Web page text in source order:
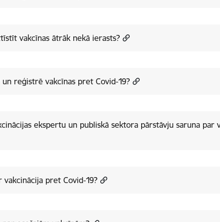
vakcīnas ātrāk nekā ierasts?
un reģistrē vakcīnas pret Covid-19?
ekspertu un publiskā sektora pārstāvju saruna par
vakcinācija pret Covid-19?